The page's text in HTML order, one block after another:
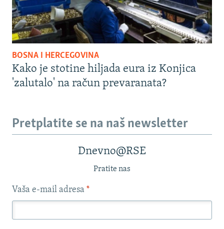
BOSNA I HERCEGOVINA
Kako je stotine hiljada eura iz Konjica
'zalutalo' na račun prevaranata?
Pretplatite se na naš newsletter
Dnevno@RSE
Pratite nas
Vaša e-mail adresa *